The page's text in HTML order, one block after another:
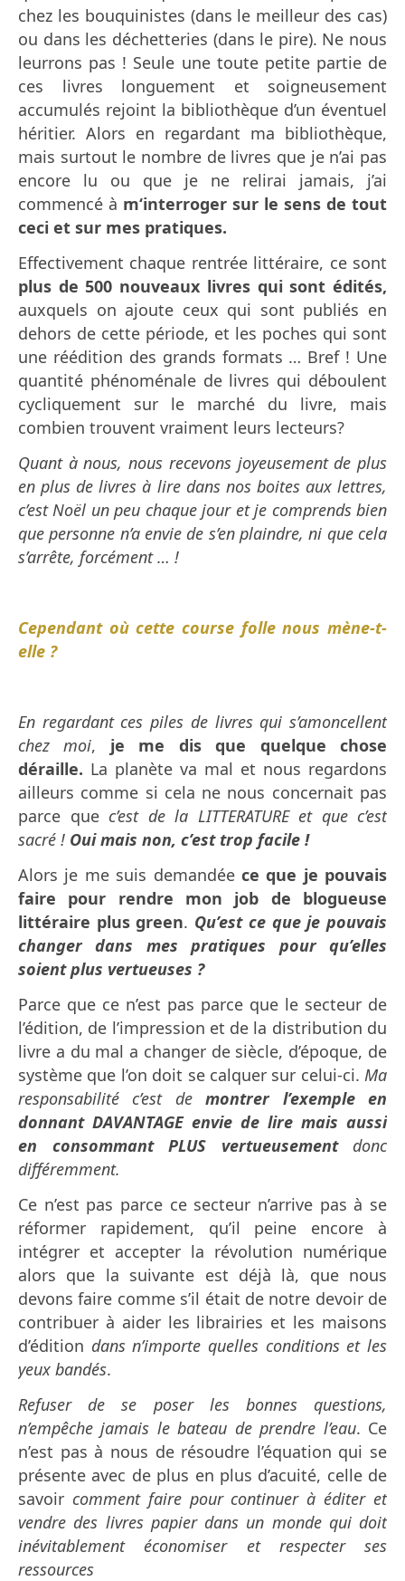
chez les bouquinistes (dans le meilleur des cas)
ou dans les déchetteries (dans le pire). Ne nous
leurrons pas ! Seule une toute petite partie de
ces livres longuement et soigneusement
accumulés rejoint la bibliothèque d’un éventuel
héritier. Alors en regardant ma bibliothèque,
mais surtout le nombre de livres que je n’ai pas
encore lu ou que je ne relirai jamais, j’ai
commencé à m‘interroger sur le sens de tout
ceci et sur mes pratiques.
Effectivement chaque rentrée littéraire, ce sont
plus de 500 nouveaux livres qui sont édités,
auxquels on ajoute ceux qui sont publiés en
dehors de cette période, et les poches qui sont
une réédition des grands formats … Bref ! Une
quantité phénoménale de livres qui déboulent
cycliquement sur le marché du livre, mais
combien trouvent vraiment leurs lecteurs?
Quant à nous, nous recevons joyeusement de plus
en plus de livres à lire dans nos boites aux lettres,
c’est Noël un peu chaque jour et je comprends bien
que personne n’a envie de s’en plaindre, ni que cela
s’arrête, forcément … !
Cependant où cette course folle nous mène-t-
elle ?
En regardant ces piles de livres qui s’amoncellent
chez moi, je me dis que quelque chose
déraille. La planète va mal et nous regardons
ailleurs comme si cela ne nous concernait pas
parce que c’est de la LITTERATURE et que c’est
sacré ! Oui mais non, c’est trop facile !
Alors je me suis demandée ce que je pouvais
faire pour rendre mon job de blogueuse
littéraire plus green. Qu’est ce que je pouvais
changer dans mes pratiques pour qu’elles
soient plus vertueuses ?
Parce que ce n’est pas parce que le secteur de
l’édition, de l’impression et de la distribution du
livre a du mal a changer de siècle, d’époque, de
système que l’on doit se calquer sur celui-ci. Ma
responsabilité c’est demontrer l’exemple en
donnant DAVANTAGE envie de lire mais aussi
en consommant PLUS vertueusementdonc
différemment.
Ce n’est pas parce ce secteur n’arrive pas à se
réformer rapidement, qu’il peine encore à
intégrer et accepter la révolution numérique
alors que la suivante est déjà là, que nous
devons faire comme s’il était de notre devoir de
contribuer à aider les librairies et les maisons
d’édition dans n’importe quelles conditions et les
yeux bandés.
Refuser de se poser les bonnes questions,
n’empêche jamais le bateau de prendre l’eau. Ce
n’est pas à nous de résoudre l’équation qui se
présente avec de plus en plus d’acuité, celle de
savoir comment faire pour continuer à éditer et
vendre des livres papier dans un monde qui doit
inévitablement économiser et respecter ses
ressources